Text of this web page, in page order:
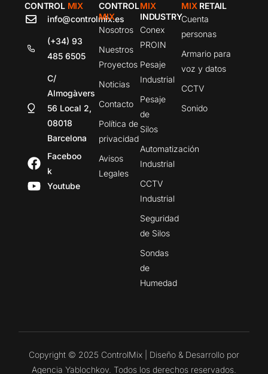
CONTROL MIX
info@controlmix.es
(+34) 93
485 6505
C/
Almogàvers
56 Local 2,
08018
Barcelona
Faceboo
k
Youtube
CONTROL
MIX
Nosotros
Nuestros
Proyectos
Noticias
Contacto
Política de
privacidad
Avisos
Legales
MIX
INDUSTRY
Conex
PROIN
Pesaje
Industrial
Pesaje
de
Silos
Automatización
Industrial
CCTV
Industrial
Seguridad
de Silos
Sondas
de
Humedad
MIX RETAIL
Cuenta
personas
Armario para
voz y datos
CCTV
Sonido
Copyright © 2025 ControlMix | Diseño & Desarrollo por
Agencia Yablochkov. Todos los derechos reservados.